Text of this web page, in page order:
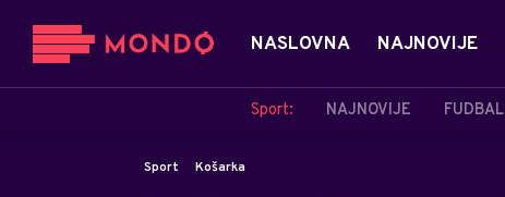
NASLOVNA NAJNOVIJE
Sport: NAJNOVIJE FUDBAL
Sport Košarka